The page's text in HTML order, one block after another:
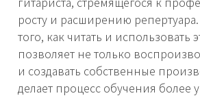
росту и расширению
того, как читать и использовать
позволяет не только
и создавать собственные
делает процесс обучения более